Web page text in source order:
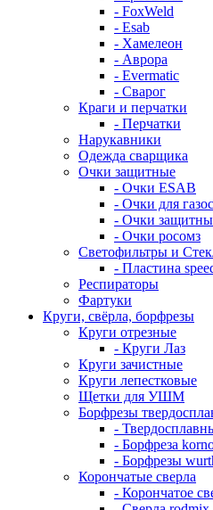
- FoxWeld
- Esab
- Хамелеон
- Аврора
- Evermatic
- Сварог
Краги и перчатки
- Перчатки
Нарукавники
Одежда сварщика
Очки защитные
- Очки ESAB
- Очки для
- Очки
- Очки росомз
Светофильтры и
- Пластина
Респираторы
Фартуки
Круги, свёрла, борфрезы
Круги отрезные
- Круги Лаз
Круги зачистные
Круги лепестковые
Щетки для УШМ
Борфрезы
-
- Борфреза
- Борфрезы
Корончатые сверла
- Корончатое